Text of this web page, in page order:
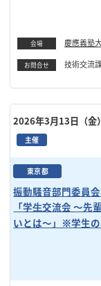
会場 慶應義塾
お問合せ 技術交流
2026年3月13日（金）
主催
東京都
振動騒音部門委員
「学⽣交流会 〜先
いとは〜」※学生